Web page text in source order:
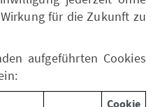
für die Zukunft zu
aufgeführten Cookies